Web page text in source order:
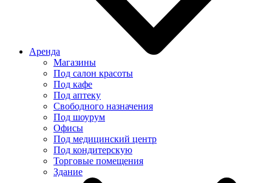
Аренда
Магазины
Под салон красоты
Под кафе
Под аптеку
Свободного назначения
Под шоурум
Офисы
Под медицинский центр
Под кондитерскую
Торговые помещения
Здание